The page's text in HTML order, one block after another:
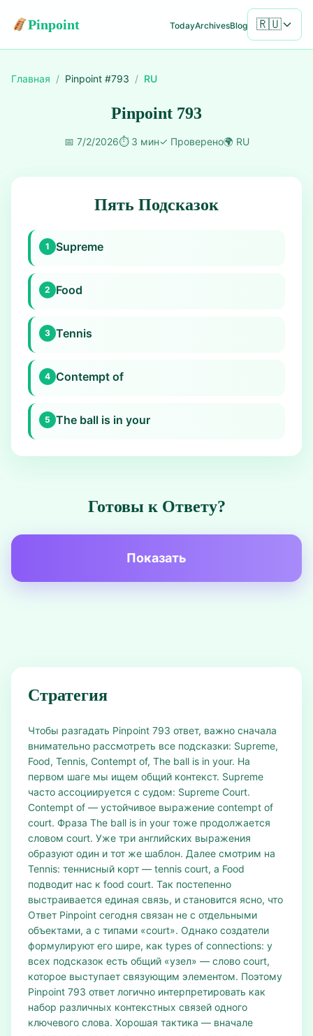
Pinpoint TodayArchivesBlog 🇷🇺
Главная / Pinpoint #793 / RU
Pinpoint 793
📅 7/2/2026⏱️ 3 мин✓ Проверено🌍 RU
Пять Подсказок
1 Supreme
2 Food
3 Tennis
4 Contempt of
5 The ball is in your
Готовы к Ответу?
Показать
Стратегия
Чтобы разгадать Pinpoint 793 ответ, важно сначала
внимательно рассмотреть все подсказки: Supreme,
Food, Tennis, Contempt of, The ball is in your. На
первом шаге мы ищем общий контекст. Supreme
часто ассоциируется с судом: Supreme Court.
Contempt of — устойчивое выражение contempt of
court. Фраза The ball is in your тоже продолжается
словом court. Уже три английских выражения
образуют один и тот же шаблон. Далее смотрим на
Tennis: теннисный корт — tennis court, а Food
подводит нас к food court. Так постепенно
выстраивается единая связь, и становится ясно, что
Ответ Pinpoint сегодня связан не с отдельными
объектами, а с типами «court». Однако создатели
формулируют его шире, как types of connections: у
всех подсказок есть общий «узел» — слово court,
которое выступает связующим элементом. Поэтому
Pinpoint 793 ответ логично интерпретировать как
набор различных контекстных связей одного
ключевого слова. Хорошая тактика — вначале